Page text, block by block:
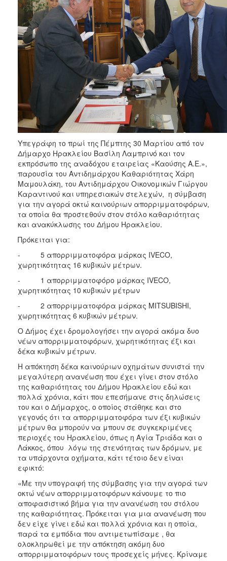
2006
ΠΟΛΙΤΙΣΜΟΣ
ΑΝΘΕΚΤΙΚΗ
ΠΟΛΗ
Υπεγράφη το πρωί της Πέμπτης 30 Μαρτίου από τον
Δήμαρχο Ηρακλείου Βασίλη Λαμπρινό και τον
εκπρόσωπο της αναδόχου εταιρείας «Καούσης Α.Ε.»,
παρουσία του Αντιδημάρχου Καθαριότητας Χάρη
Μαμουλάκη, του Αντιδημάρχου Οικονομικών Γιώργου
Καραντινού και υπηρεσιακών στελεχών, η σύμβαση
για την αγορά οκτώ καινούριων απορριμματοφόρων,
τα οποία θα προστεθούν στον στόλο καθαριότητας
και ανακύκλωσης του Δήμου Ηρακλείου.
Πρόκειται για:
- 5 απορριμματοφόρα μάρκας IVECO,
χωρητικότητας 16 κυβικών μέτρων.
- 1 απορριμματοφόρο μάρκας IVECO,
χωρητικότητας 10 κυβικών μέτρων
- 2 απορριμματοφόρα μάρκας MITSUBISHI,
χωρητικότητας 6 κυβικών μέτρων.
Ο Δήμος έχει δρομολογήσει την αγορά ακόμα δυο
νέων απορριμματοφόρων, χωρητικότητας έξι και
δέκα κυβικών μέτρων.
Η απόκτηση δέκα καινούριων οχημάτων συνιστά την
μεγαλύτερη ανανέωση που έχει γίνει στον στόλο
της καθαριότητας του Δήμου Ηρακλείου εδώ και
πολλά χρόνια, κάτι που επεσήμανε στις δηλώσεις
του και ο Δήμαρχος, ο οποίος στάθηκε και στο
γεγονός ότι τα απορριμματοφόρα των έξι κυβικών
μέτρων θα μπορούν να μπουν σε συγκεκριμένες
περιοχές του Ηρακλείου, όπως η Αγία Τριάδα και ο
Λάκκος, όπου λόγω της στενότητας των δρόμων, με
τα υπάρχοντα οχήματα, κάτι τέτοιο δεν είναι
εφικτό:
«Με την υπογραφή της σύμβασης για την αγορά των
οκτώ νέων απορριμματοφόρων κάνουμε το πιο
αποφασιστικό βήμα για την ανανέωση του στόλου
της καθαριότητας. Πρόκειται για μια ανανέωση που
δεν είχε γίνει εδώ και πολλά χρόνια και η οποία,
παρά τα εμπόδια που αντιμετωπίσαμε , θα
ολοκληρωθεί με την απόκτηση ακόμη δυο
απορριμματοφόρων τους προσεχείς μήνες. Κρίναμε